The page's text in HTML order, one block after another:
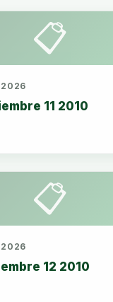
📋
2026
11 2010
📋
2026
12 2010